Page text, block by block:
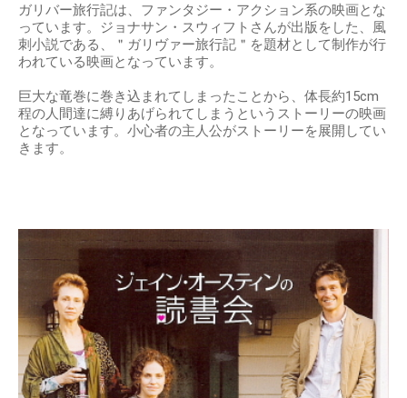
ガリバー旅行記は、ファンタジー・アクション系の映画とな
っています。ジョナサン・スウィフトさんが出版をした、風
刺小説である、＂ガリヴァー旅行記＂を題材として制作が行
われている映画となっています。
巨大な竜巻に巻き込まれてしまったことから、体長約15cm
程の人間達に縛りあげられてしまうというストーリーの映画
となっています。小心者の主人公がストーリーを展開してい
きます。